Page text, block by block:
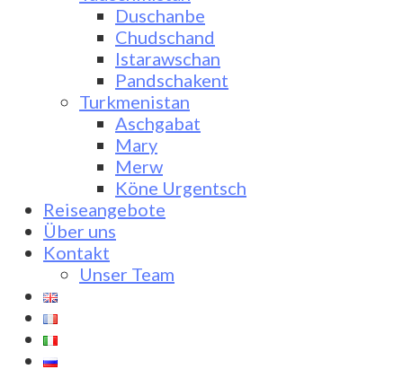
Duschanbe
Chudschand
Istarawschan
Pandschakent
Turkmenistan
Aschgabat
Mary
Merw
Köne Urgentsch
Reiseangebote
Über uns
Kontakt
Unser Team